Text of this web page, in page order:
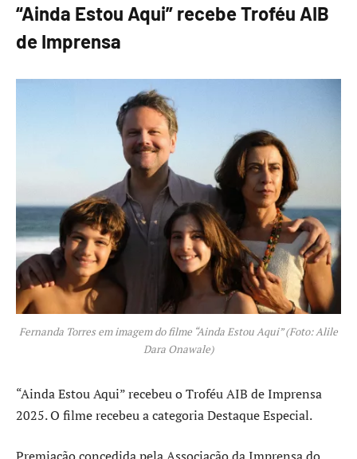
“Ainda Estou Aqui” recebe Troféu AIB
de Imprensa
Fernanda Torres em imagem do filme “Ainda Estou Aqui” (Foto: Alile
Dara Onawale)
“Ainda Estou Aqui” recebeu o Troféu AIB de Imprensa
2025. O filme recebeu a categoria Destaque Especial.